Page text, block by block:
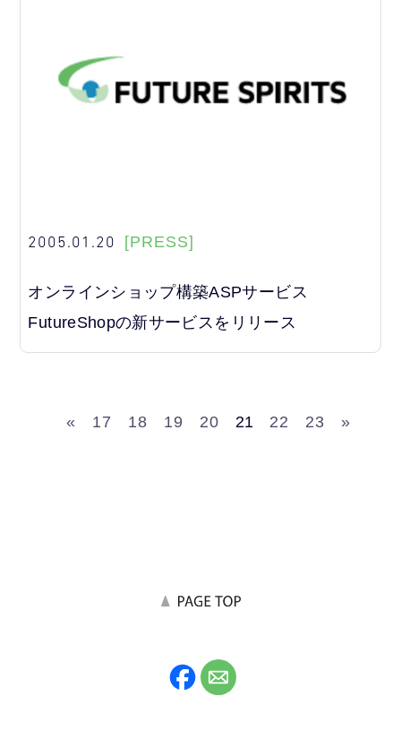
2005.01.20 [PRESS]
オンラインショップ構築ASPサービス
FutureShopの新サービスをリリース
« 17 18 19 20 21 22 23 »